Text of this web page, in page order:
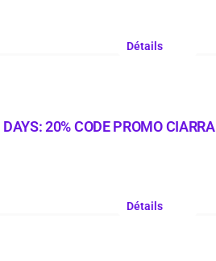
Détails
20% CODE PROMO CIARRA
Détails